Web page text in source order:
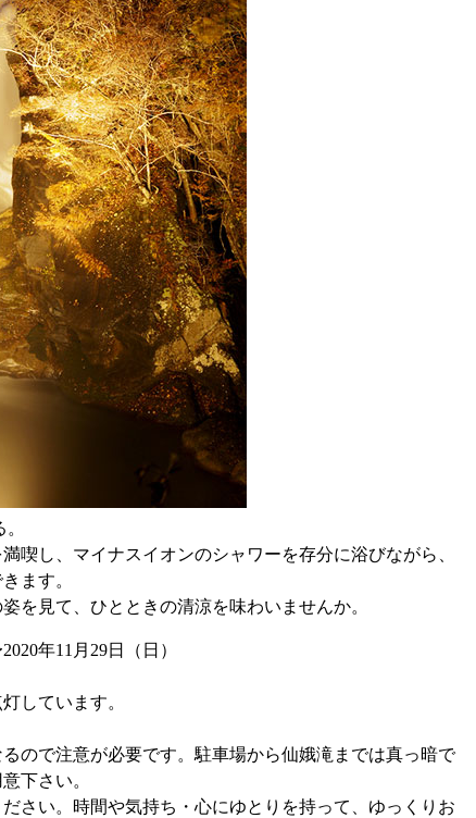
喫し、マイナスイオンのシャワーを存分に浴びながら、
ます。
を見て、ひとときの清涼を味わいませんか。
年11月29日（日）
しています。
ので注意が必要です。駐車場から仙娥滝までは真っ暗で
下さい。
さい。時間や気持ち・心にゆとりを持って、ゆっくりお